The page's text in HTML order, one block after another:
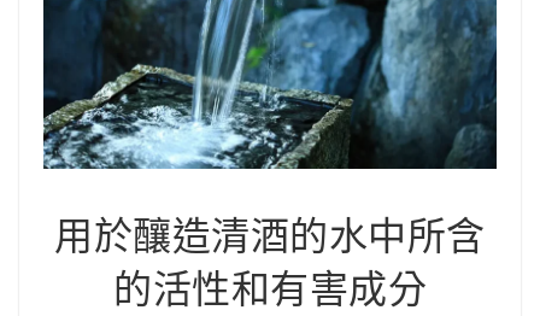
用於釀造清酒的水中所含
的活性和有害成分